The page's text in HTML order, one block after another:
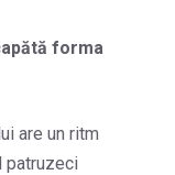
forma
are un ritm
patruzeci